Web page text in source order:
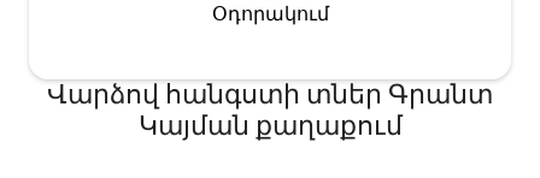
Օդորակում
Վարձով հանգստի տներ Գրանտ
Կայման քաղաքում